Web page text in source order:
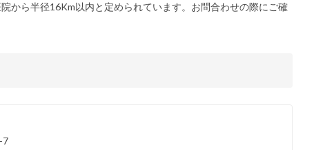
から半径16Km以内と定められています。お問合わせの際にご確
7